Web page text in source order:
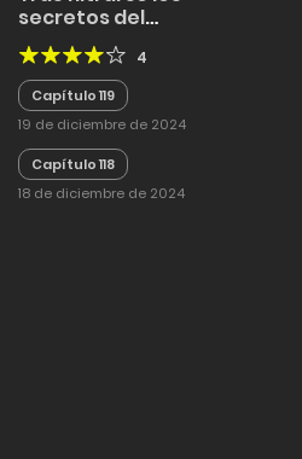
secretos del
transeúnte, fue
apreciado por toda la
familia de
antagonistas
4
Capítulo 119
19 de diciembre de 2024
Capítulo 118
18 de diciembre de 2024